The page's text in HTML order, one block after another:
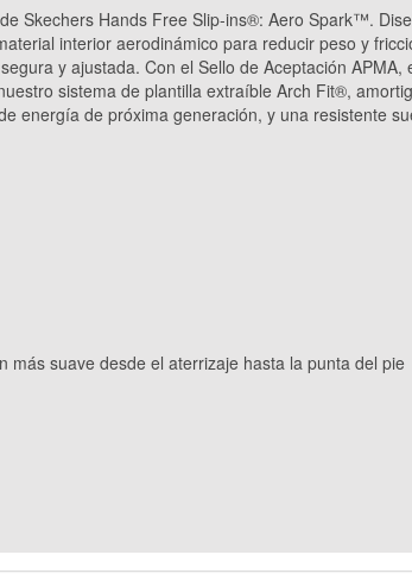
Skechers Hands Free Slip-ins®: Aero Spark™.
interior aerodinámico para reducir peso y
y ajustada. Con el Sello de Aceptación APMA,
sistema de plantilla extraíble Arch Fit®,
energía de próxima generación, y una resistente
más suave desde el aterrizaje hasta la punta del pie